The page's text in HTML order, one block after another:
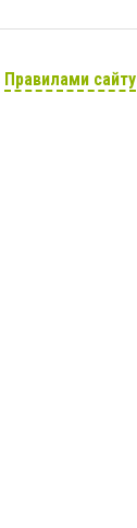
Правилами сайту